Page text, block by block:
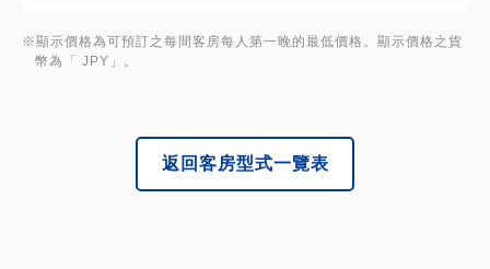
※顯示價格為可預訂之每間客房每人第一晚的最低價格。顯示價格之貨
幣為「 JPY」。
返回客房型式一覽表